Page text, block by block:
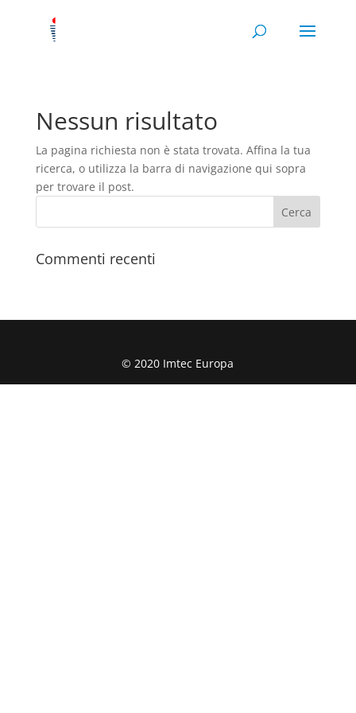
Nessun risultato
La pagina richiesta non è stata trovata. Affina la tua
ricerca, o utilizza la barra di navigazione qui sopra
per trovare il post.
Commenti recenti
© 2020 Imtec Europa